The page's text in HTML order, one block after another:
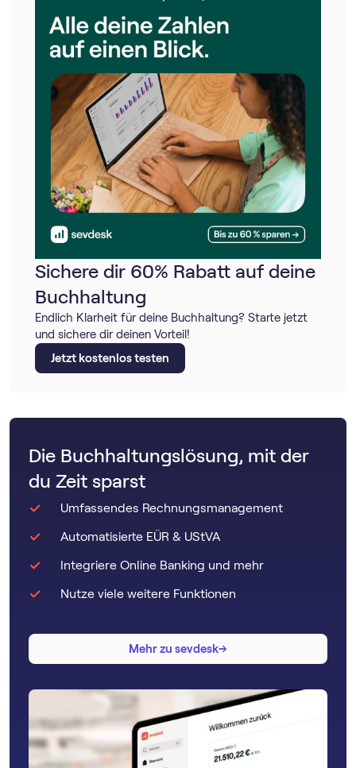
Sichere dir 60% Rabatt auf deine
Buchhaltung
Endlich Klarheit für deine Buchhaltung? Starte jetzt
und sichere dir deinen Vorteil!
Jetzt kostenlos testen
Die Buchhaltungslösung, mit der
du Zeit sparst
Umfassendes Rechnungsmanagement
Automatisierte EÜR & UStVA
Integriere Online Banking und mehr
Nutze viele weitere Funktionen
Mehr zu sevdesk→
→